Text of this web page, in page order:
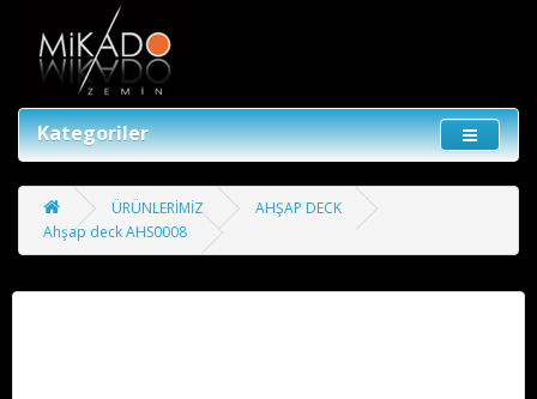
Kategoriler
ÜRÜNLERİMİZ
AHŞAP DECK
Ahşap deck AHS0008